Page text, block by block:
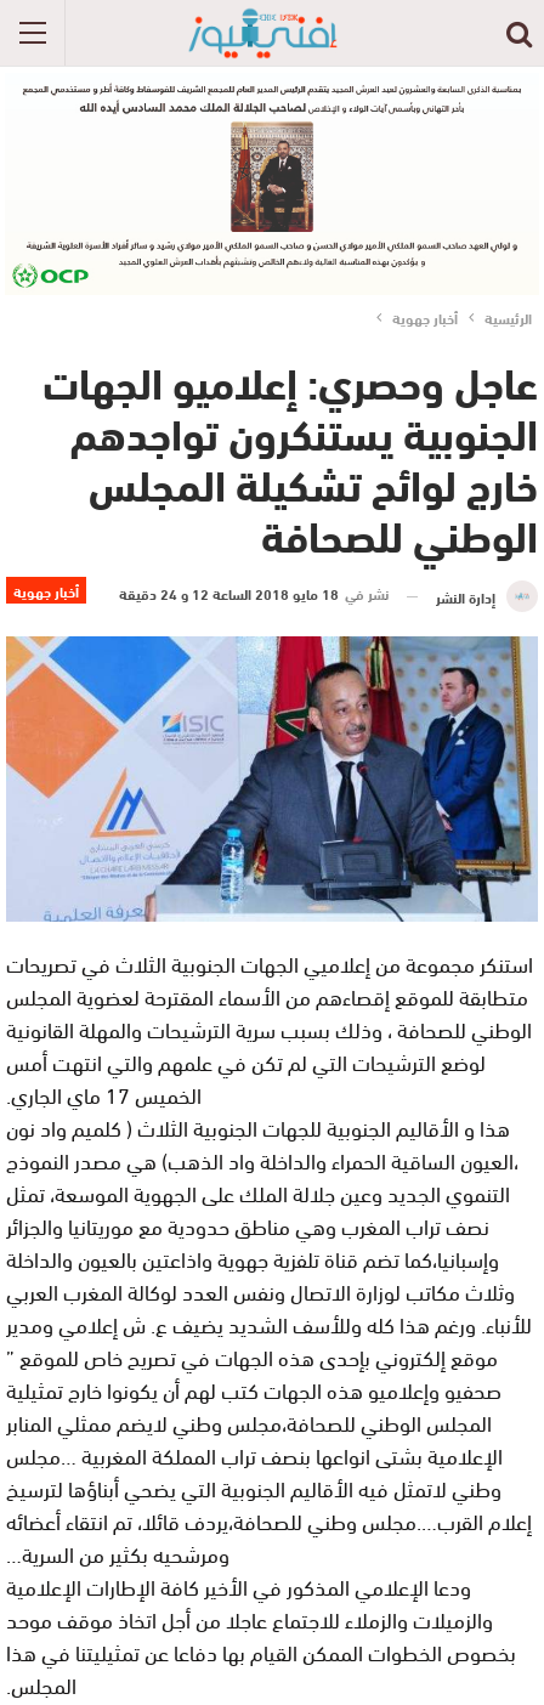
الرئيسية أخبار جهوية
عاجل وحصري: إعلاميو الجهات
الجنوبية يستنكرون تواجدهم
خارج لوائح تشكيلة المجلس
الوطني للصحافة
أخبار جهوية إدارة النشر نشر في 18 مايو 2018 الساعة 12 و 24 دقيقة
استنكر مجموعة من إعلاميي الجهات الجنوبية الثلاث في تصريحات
متطابقة للموقع إقصاءهم من الأسماء المقترحة لعضوية المجلس
الوطني للصحافة ، وذلك بسبب سرية الترشيحات والمهلة القانونية
لوضع الترشيحات التي لم تكن في علمهم والتي انتهت أمس
الخميس 17 ماي الجاري.
هذا و الأقاليم الجنوبية للجهات الجنوبية الثلاث ( كلميم واد نون
،العيون الساقية الحمراء والداخلة واد الذهب) هي مصدر النموذج
التنموي الجديد وعين جلالة الملك على الجهوية الموسعة، تمثل
نصف تراب المغرب وهي مناطق حدودية مع موريتانيا والجزائر
وإسبانيا،كما تضم قناة تلفزية جهوية واذاعتين بالعيون والداخلة
وثلاث مكاتب لوزارة الاتصال ونفس العدد لوكالة المغرب العربي
للأنباء. ورغم هذا كله وللأسف الشديد يضيف ع. ش إعلامي ومدير
موقع إلكتروني بإحدى هذه الجهات في تصريح خاص للموقع ”
صحفيو وإعلاميو هذه الجهات كتب لهم أن يكونوا خارج تمثيلية
المجلس الوطني للصحافة،مجلس وطني لايضم ممثلي المنابر
الإعلامية بشتى انواعها بنصف تراب المملكة المغربية …مجلس
وطني لاتمثل فيه الأقاليم الجنوبية التي يضحي أبناؤها لترسيخ
إعلام القرب….مجلس وطني للصحافة،يردف قائلا، تم انتقاء أعضائه
ومرشحيه بكثير من السرية…
ودعا الإعلامي المذكور في الأخير كافة الإطارات الإعلامية
والزميلات والزملاء للاجتماع عاجلا من أجل اتخاذ موقف موحد
بخصوص الخطوات الممكن القيام بها دفاعا عن تمثيليتنا في هذا
المجلس.